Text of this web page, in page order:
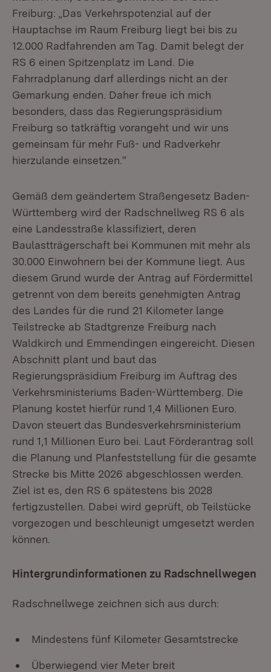
Freiburg: „Das Verkehrspotenzial auf der
Hauptachse im Raum Freiburg liegt bei bis zu
12.000 Radfahrenden am Tag. Damit belegt der
RS 6 einen Spitzenplatz im Land. Die
Fahrradplanung darf allerdings nicht an der
Gemarkung enden. Daher freue ich mich
besonders, dass das Regierungspräsidium
Freiburg so tatkräftig vorangeht und wir uns
gemeinsam für mehr Fuß- und Radverkehr
hierzulande einsetzen.“
Gemäß dem geändertem Straßengesetz Baden-
Württemberg wird der Radschnellweg RS 6 als
eine Landesstraße klassifiziert, deren
Baulastträgerschaft bei Kommunen mit mehr als
30.000 Einwohnern bei der Kommune liegt. Aus
diesem Grund wurde der Antrag auf Fördermittel
getrennt von dem bereits genehmigten Antrag
des Landes für die rund 21 Kilometer lange
Teilstrecke ab Stadtgrenze Freiburg nach
Waldkirch und Emmendingen eingereicht. Diesen
Abschnitt plant und baut das
Regierungspräsidium Freiburg im Auftrag des
Verkehrsministeriums Baden-Württemberg. Die
Planung kostet hierfür rund 1,4 Millionen Euro.
Davon steuert das Bundesverkehrsministerium
rund 1,1 Millionen Euro bei. Laut Förderantrag soll
die Planung und Planfeststellung für die gesamte
Strecke bis Mitte 2026 abgeschlossen werden.
Ziel ist es, den RS 6 spätestens bis 2028
fertigzustellen. Dabei wird geprüft, ob Teilstücke
vorgezogen und beschleunigt umgesetzt werden
können.
Hintergrundinformationen zu Radschnellwegen
Radschnellwege zeichnen sich aus durch:
Mindestens fünf Kilometer Gesamtstrecke
Überwiegend vier Meter breit